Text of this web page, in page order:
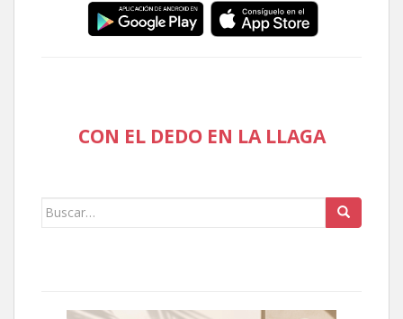
CON EL DEDO EN LA LLAGA
Buscar: